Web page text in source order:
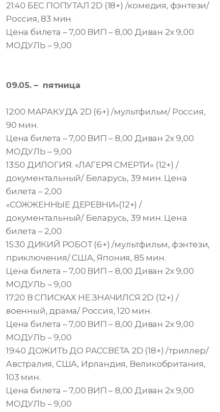
21:40 БЕС ПОПУТАЛ 2D (18+) /комедия, фэнтези/
Россия, 83 мин.
Цена билета – 7,00 ВИП – 8,00 Диван 2х 9,00
МОДУЛЬ – 9,00
09.05. – пятница
12:00 МАРАКУДА 2D (6+) /мультфильм/ Россия,
90 мин.
Цена билета – 7,00 ВИП – 8,00 Диван 2х 9,00
МОДУЛЬ – 9,00
13:50 ДИЛОГИЯ: «ЛАГЕРЯ СМЕРТИ» (12+) /
документальный/ Беларусь, 39 мин. Цена
билета – 2,00
«СОЖЖЕННЫЕ ДЕРЕВНИ»(12+) /
документальный/ Беларусь, 39 мин. Цена
билета – 2,00
15:30 ДИКИЙ РОБОТ (6+) /мультфильм, фэнтези,
приключения/ США, Япония, 85 мин.
Цена билета – 7,00 ВИП – 8,00 Диван 2х 9,00
МОДУЛЬ – 9,00
17:20 В СПИСКАХ НЕ ЗНАЧИЛСЯ 2D (12+) /
военный, драма/ Россия, 120 мин.
Цена билета – 7,00 ВИП – 8,00 Диван 2х 9,00
МОДУЛЬ – 9,00
19:40 ДОЖИТЬ ДО РАССВЕТА 2D (18+) /триллер/
Австралия, США, Ирландия, Великобритания,
103 мин.
Цена билета – 7,00 ВИП – 8,00 Диван 2х 9,00
МОДУЛЬ – 9,00